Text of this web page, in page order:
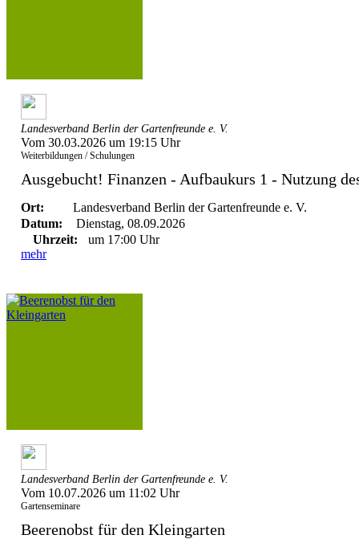
Landesverband Berlin der Gartenfreunde e. V.
Vom 30.03.2026 um 19:15 Uhr
Weiterbildungen / Schulungen
Ausgebucht! Finanzen - Aufbaukurs 1 - Nutzung
Ort:
Landesverband Berlin der Gartenfreunde e. V.
Datum:
Dienstag, 08.09.2026
Uhrzeit:
um 17:00 Uhr
mehr
Landesverband Berlin der Gartenfreunde e. V.
Vom 10.07.2026 um 11:02 Uhr
Gartenseminare
Beerenobst für den Kleingarten